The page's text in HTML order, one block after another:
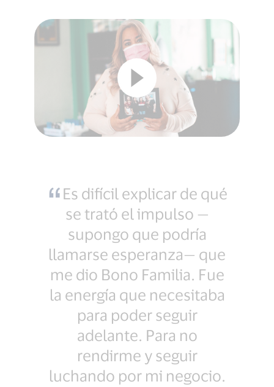
Es difícil explicar de qué
se trató el impulso —
supongo que podría
llamarse esperanza— que
me dio Bono Familia. Fue
la energía que necesitaba
para poder seguir
adelante. Para no
rendirme y seguir
luchando por mi negocio.